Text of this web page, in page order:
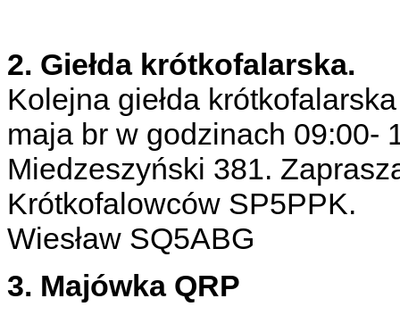
2. Giełda krótkofalarska.
Kolejna giełda
maja br w godzinach 09:00-
Miedzeszyński 381.
Krótkofalowców SP5PPK.
Wiesław SQ5ABG
3. Majówka QRP